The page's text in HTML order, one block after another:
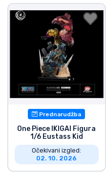
Prednarudžba
One Piece IKIGAI Figura
1/6 Eustass Kid
Očekivani izgled:
02. 10. 2026